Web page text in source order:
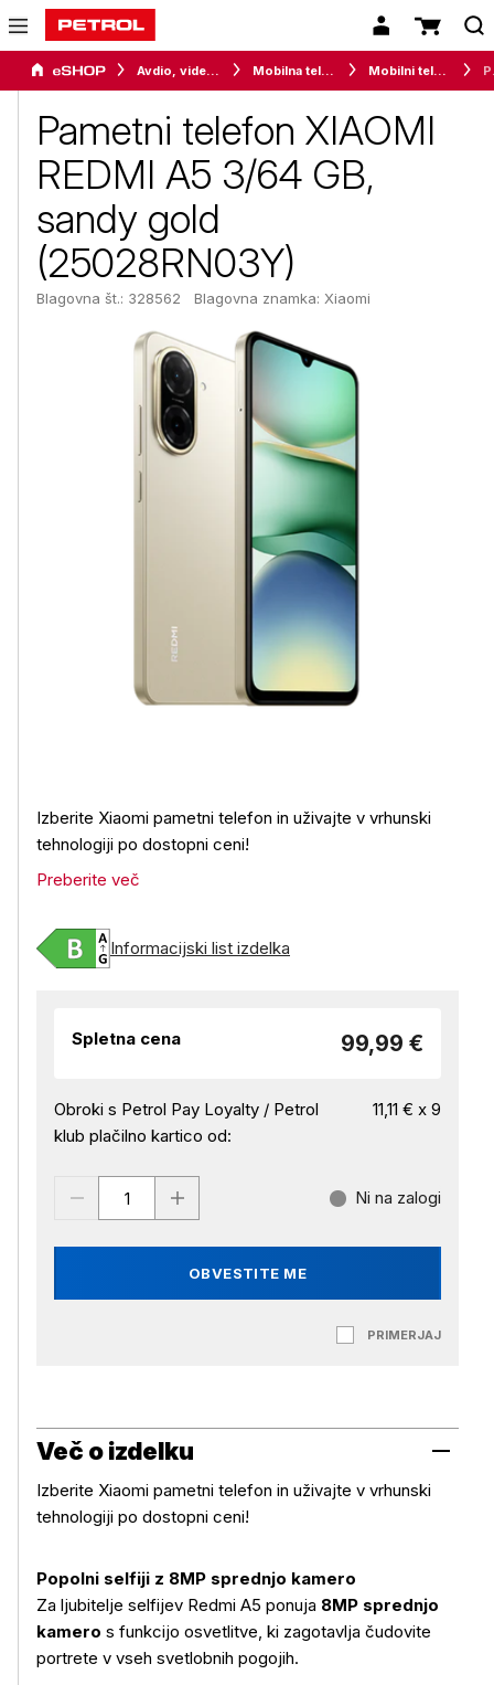
Avdio, video in telefonija Mobilna telefonija Mobilni telefoni
Pametni telefon XIAOMI
REDMI A5 3/64 GB,
sandy gold
(25028RN03Y)
Blagovna št.: 328562 Blagovna znamka: Xiaomi
Izberite Xiaomi pametni telefon in uživajte v vrhunski
tehnologiji po dostopni ceni!
Preberite več
Informacijski list izdelka
Spletna cena 99,99 €
Obroki s Petrol Pay Loyalty / Petrol
klub plačilno kartico od:
11,11 € x 9
OBVESTITE ME
Ni na zalogi
PRIMERJAJ
Več o izdelku
Izberite Xiaomi pametni telefon in uživajte v vrhunski
tehnologiji po dostopni ceni!
Popolni selfiji z 8MP sprednjo kamero
Za ljubitelje selfijev Redmi A5 ponuja 8MP sprednjo
kamero s funkcijo osvetlitve, ki zagotavlja čudovite
portrete v vseh svetlobnih pogojih.